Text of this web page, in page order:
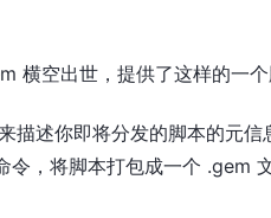
横空出世，提供了这样的一个
描述你即将分发的脚本的元信
令，将脚本打包成一个 .gem